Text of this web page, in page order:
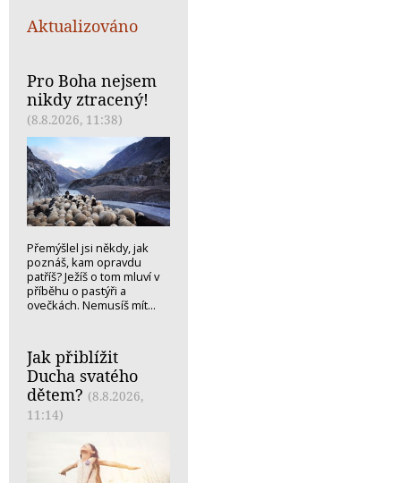
Aktualizováno
Pro Boha nejsem
nikdy ztracený!
(8.8.2026, 11:38)
Přemýšlel jsi někdy, jak
poznáš, kam opravdu
patříš? Ježíš o tom mluví v
příběhu o pastýři a
ovečkách. Nemusíš mít...
Jak přiblížit
Ducha svatého
dětem? (8.8.2026,
11:14)